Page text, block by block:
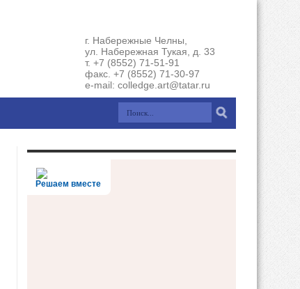
г. Набережные Челны,
ул. Набережная Тукая, д. 33
т. +7 (8552) 71-51-91
факс. +7 (8552) 71-30-97
e-mail: colledge.art@tatar.ru
Решаем вместе